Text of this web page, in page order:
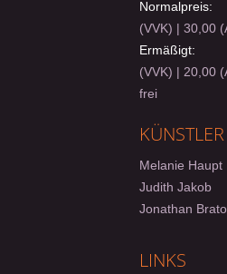
Normalpreis:
(VVK) | 30,00
Ermäßigt:
(VVK) | 20,00
frei
KÜNSTLER
Melanie Haupt
Judith Jakob
Jonathan
LINKS